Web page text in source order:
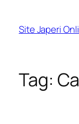
Site Japeri
Tag: